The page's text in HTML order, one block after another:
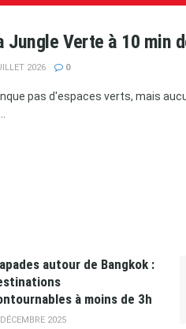
Jungle Verte à 10 min
2026 0
pas d'espaces verts, mais
autour de Bangkok :
à moins de 3h
2025